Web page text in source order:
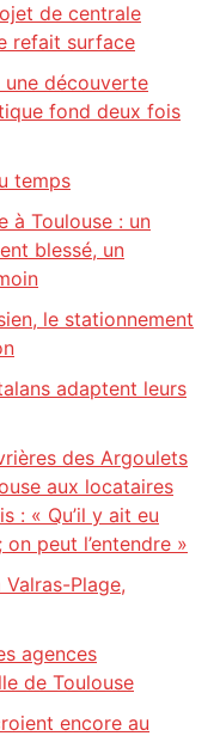
de centrale
refait surface
une découverte
fond deux fois
temps
à Toulouse : un
blessé, un
le stationnement
adaptent leurs
des Argoulets
aux locataires
: « Qu’il y ait eu
peut l’entendre »
Plage,
agences
de Toulouse
encore au